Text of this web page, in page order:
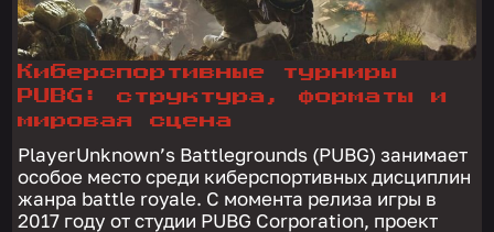
Киберспортивные турниры
PUBG: структура, форматы и
мировая сцена
PlayerUnknown’s Battlegrounds (PUBG) занимает
особое место среди киберспортивных дисциплин
жанра battle royale. С момента релиза игры в
2017 году от студии PUBG Corporation, проект